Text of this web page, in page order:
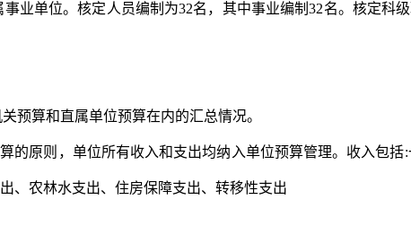
业单位。核定人员编制为32名，其中事业编制32名。核定科
预算和直属单位预算在内的汇总情况。
的原则，单位所有收入和支出均纳入单位预算管理。收入包括:
、农林水支出、住房保障支出、转移性支出